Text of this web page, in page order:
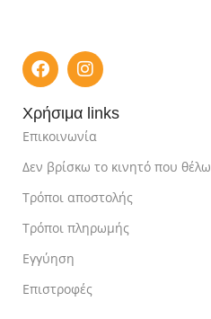
Χρήσιμα links
Επικοινωνία
Δεν βρίσκω το κινητό που θέλω
Τρόποι αποστολής
Τρόποι πληρωμής
Εγγύηση
Επιστροφές